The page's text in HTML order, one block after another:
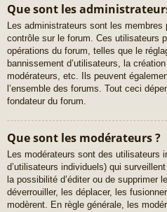
Que sont les
Les administrateurs sont les
contrôle sur le forum. Ces utilisateurs
opérations du forum, telles que le
bannissement d’utilisateurs, la
modérateurs, etc. Ils peuvent
l’ensemble des forums. Tout ceci
fondateur du forum.
Que sont les modérateurs ?
Les modérateurs sont des utilisateurs
d’utilisateurs individuels) qui
la possibilité d’éditer ou de supprimer
déverrouiller, les déplacer, les
modèrent. En règle générale, les